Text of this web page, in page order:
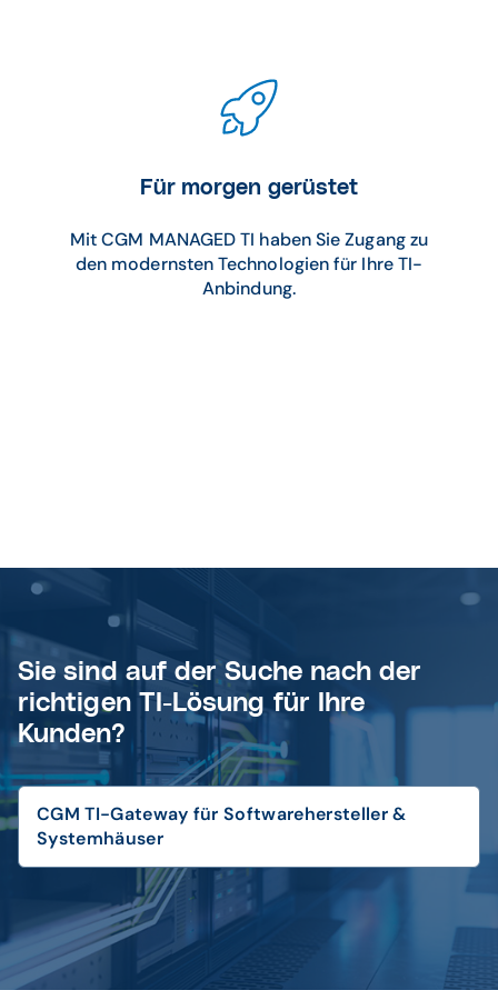
Für morgen gerüstet
Mit CGM MANAGED TI haben Sie Zugang zu
den modernsten Technologien für Ihre TI-
Anbindung.
Sie sind auf der Suche nach der
richtigen TI-Lösung für Ihre
Kunden?
CGM TI-Gateway für Softwarehersteller &
Systemhäuser